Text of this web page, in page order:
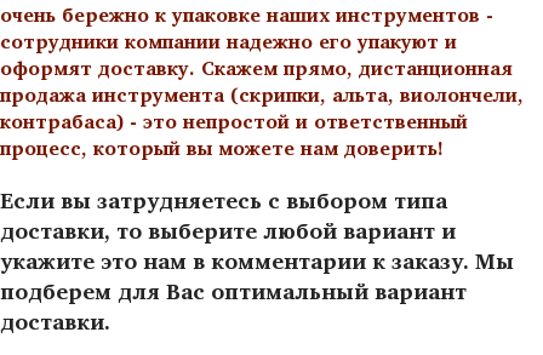
очень бережно к упаковке наших инструментов -
сотрудники компании надежно его упакуют и
оформят доставку. Скажем прямо, дистанционная
продажа инструмента (скрипки, альта, виолончели,
контрабаса) - это непростой и ответственный
процесс, который вы можете нам доверить!
Если вы затрудняетесь с выбором типа
доставки, то выберите любой вариант и
укажите это нам в комментарии к заказу. Мы
подберем для Вас оптимальный вариант
доставки.